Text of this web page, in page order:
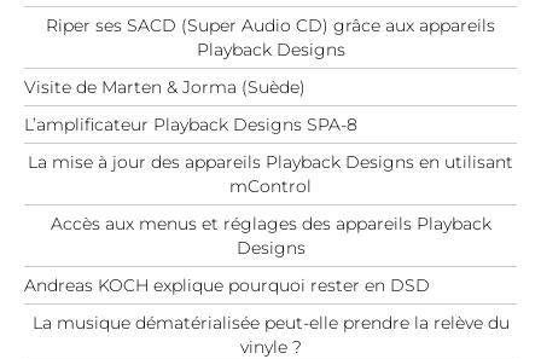
Riper ses SACD (Super Audio CD) grâce aux appareils
Playback Designs
Visite de Marten & Jorma (Suède)
L’amplificateur Playback Designs SPA-8
La mise à jour des appareils Playback Designs en utilisant
mControl
Accès aux menus et réglages des appareils Playback
Designs
Andreas KOCH explique pourquoi rester en DSD
La musique dématérialisée peut-elle prendre la relève du
vinyle ?